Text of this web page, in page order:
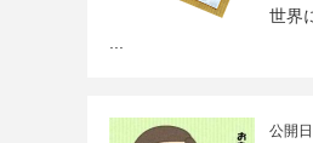
世界
公開